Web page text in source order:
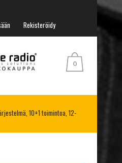
Rekisteröidy
0
10+1 toimintoa, 12-